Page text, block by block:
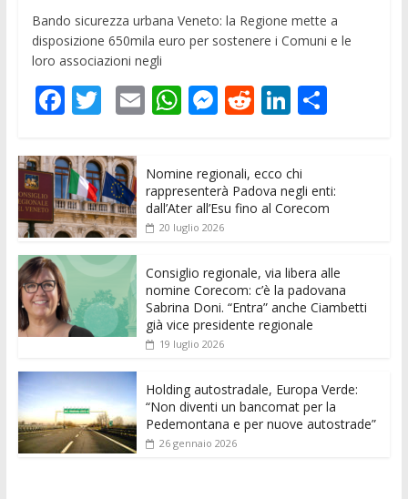
Bando sicurezza urbana Veneto: la Regione mette a
disposizione 650mila euro per sostenere i Comuni e le
loro associazioni negli
F
e
b
o
o
k
T
itt
er
E
l
W
s
A
p
p
M
ss
e
n
er
R
di
t
Li
k
e
dI
C
di
vi
Nomine regionali, ecco chi
rappresenterà Padova negli enti:
dall’Ater all’Esu fino al Corecom
20 luglio 2026
Consiglio regionale, via libera alle
nomine Corecom: c’è la padovana
Sabrina Doni. “Entra” anche Ciambetti
già vice presidente regionale
19 luglio 2026
Holding autostradale, Europa Verde:
“Non diventi un bancomat per la
Pedemontana e per nuove autostrade”
26 gennaio 2026